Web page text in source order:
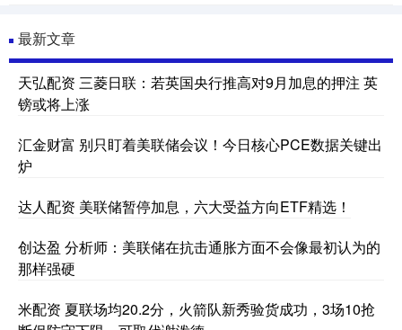
最新文章
天弘配资 三菱日联：若英国央行推高对9月加息的押注 英
镑或将上涨
汇金财富 别只盯着美联储会议！今日核心PCE数据关键出
炉
达人配资 美联储暂停加息，六大受益方向ETF精选！
创达盈 分析师：美联储在抗击通胀方面不会像最初认为的
那样强硬
米配资 夏联场均20.2分，火箭队新秀验货成功，3场10抢